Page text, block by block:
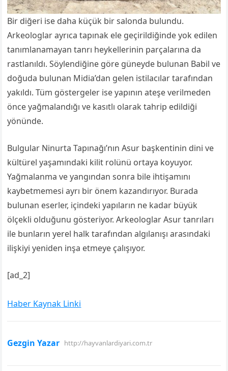
Bir diğeri ise daha küçük bir salonda bulundu.
Arkeologlar ayrıca tapınak ele geçirildiğinde yok edilen
tanımlanamayan tanrı heykellerinin parçalarına da
rastlanıldı. Söylendiğine göre güneyde bulunan Babil ve
doğuda bulunan Midia’dan gelen istilacılar tarafından
yakıldı. Tüm göstergeler ise yapının ateşe verilmeden
önce yağmalandığı ve kasıtlı olarak tahrip edildiği
yönünde.
Bulgular Ninurta Tapınağı’nın Asur başkentinin dini ve
kültürel yaşamındaki kilit rolünü ortaya koyuyor.
Yağmalanma ve yangından sonra bile ihtişamını
kaybetmemesi ayrı bir önem kazandırıyor. Burada
bulunan eserler, içindeki yapıların ne kadar büyük
ölçekli olduğunu gösteriyor. Arkeologlar Asur tanrıları
ile bunların yerel halk tarafından algılanışı arasındaki
ilişkiyi yeniden inşa etmeye çalışıyor.
[ad_2]
Haber Kaynak Linki
Gezgin Yazar http://hayvanlardiyari.com.tr